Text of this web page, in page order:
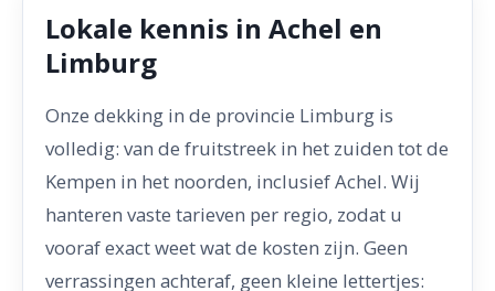
Lokale kennis in Achel en
Limburg
Onze dekking in de provincie Limburg is
volledig: van de fruitstreek in het zuiden tot de
Kempen in het noorden, inclusief Achel. Wij
hanteren vaste tarieven per regio, zodat u
vooraf exact weet wat de kosten zijn. Geen
verrassingen achteraf, geen kleine lettertjes: